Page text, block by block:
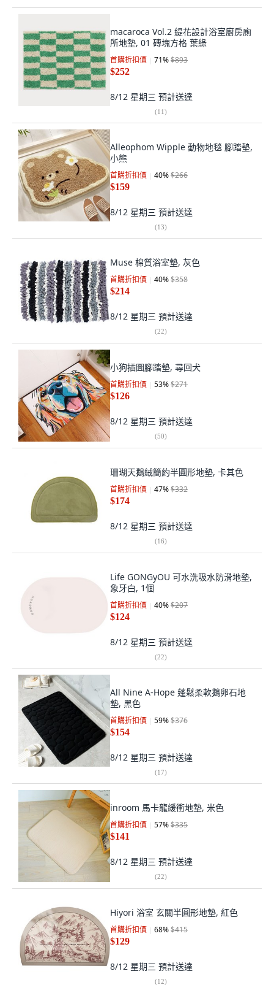
macaroca Vol.2 緹花設計浴室廚房廁
所地墊, 01 磚塊方格 葉綠
首購折扣價 71%$893
$252
8/12 星期三 預計送達
(11)
Alleophom Wipple 動物地毯 腳踏墊,
小熊
首購折扣價 40%$266
$159
8/12 星期三 預計送達
(13)
Muse 棉質浴室墊, 灰色
首購折扣價 40%$358
$214
8/12 星期三 預計送達
(22)
小狗插圖腳踏墊, 尋回犬
首購折扣價 53%$271
$126
8/12 星期三 預計送達
(50)
珊瑚天鵝絨簡約半圓形地墊, 卡其色
首購折扣價 47%$332
$174
8/12 星期三 預計送達
(16)
Life GONGyOU 可水洗吸水防滑地墊,
象牙白, 1個
首購折扣價 40%$207
$124
8/12 星期三 預計送達
(22)
All Nine A-Hope 蓬鬆柔軟鵝卵石地
墊, 黑色
首購折扣價 59%$376
$154
8/12 星期三 預計送達
(17)
inroom 馬卡龍緩衝地墊, 米色
首購折扣價 57%$335
$141
8/12 星期三 預計送達
(22)
Hiyori 浴室 玄關半圓形地墊, 紅色
首購折扣價 68%$415
$129
8/12 星期三 預計送達
(12)